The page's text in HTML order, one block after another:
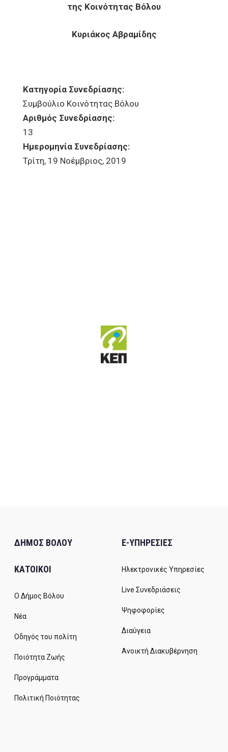
της Κοινότητας Βόλου
Κυριάκος Αβραμίδης
Κατηγορία Συνεδρίασης:
Συμβούλιο Κοινότητας Βόλου
Αριθμός Συνεδρίασης:
13
Ημερομηνία Συνεδρίασης:
Τρίτη, 19 Νοέμβριος, 2019
ΔΗΜΟΣ ΒΟΛΟΥ
ΚΑΤΟΙΚΟΙ
Ο Δήμος Βόλου
Νέα
Οδηγός του πολίτη
Ποιότητα Ζωής
Προγράμματα
Πολιτική Ποιότητας
E-ΥΠΗΡΕΣΙΕΣ
Ηλεκτρονικές Υπηρεσίες
Live Συνεδριάσεις
Ψηφοφορίες
Διαύγεια
Ανοικτή Διακυβέρνηση